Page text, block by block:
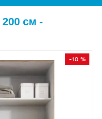
см -
-10 %